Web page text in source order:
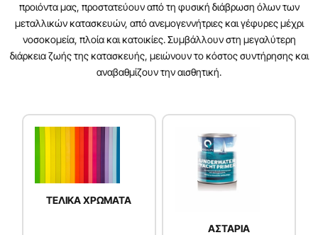
προιόντα μας, προστατεύουν από τη φυσική διάβρωση όλων των
μεταλλικών κατασκευών, από ανεμογεννήτριες και γέφυρες μέχρι
νοσοκομεία, πλοία και κατοικίες. Συμβάλλουν στη μεγαλύτερη
διάρκεια ζωής της κατασκευής, μειώνουν το κόστος συντήρησης και
αναβαθμίζουν την αισθητική.
TEΛΙΚΑ ΧΡΩΜΑΤΑ
ΑΣΤΑΡΙΑ